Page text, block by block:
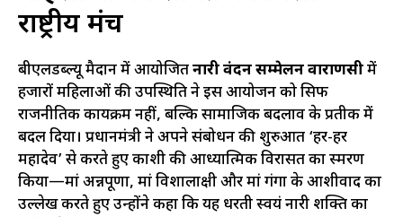
राष्ट्रीय मंच
बीएलडब्ल्यू मैदान में आयोजितनारी वंदन सम्मेलन वाराणसीमें
हजारों महिलाओं की उपस्थिति ने इस आयोजन को सिर्फ
राजनीतिक कार्यक्रम नहीं, बल्कि सामाजिक बदलाव के प्रतीक में
बदल दिया। प्रधानमंत्री ने अपने संबोधन की शुरुआत ‘हर-हर
महादेव’ से करते हुए काशी की आध्यात्मिक विरासत का स्मरण
किया—मां अन्नपूर्णा, मां विशालाक्षी और मां गंगा के आशीर्वाद का
उल्लेख करते हुए उन्होंने कहा कि यह धरती स्वयं नारी शक्ति का